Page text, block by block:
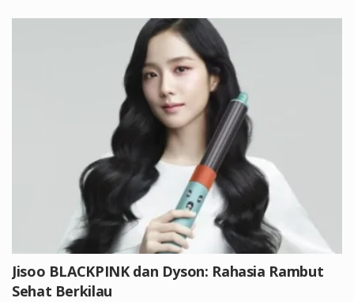
Jisoo BLACKPINK dan Dyson: Rahasia Rambut
Sehat Berkilau